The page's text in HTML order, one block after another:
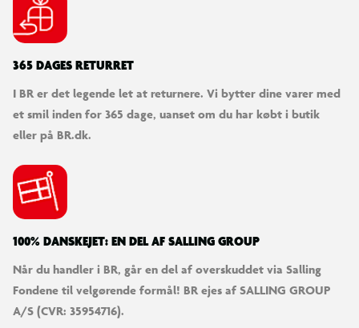
365 DAGES RETURRET
I BR er det legende let at returnere. Vi bytter dine varer med
et smil inden for 365 dage, uanset om du har købt i butik
eller på BR.dk.
100% DANSKEJET: EN DEL AF SALLING GROUP
Når du handler i BR, går en del af overskuddet via Salling
Fondene til velgørende formål! BR ejes af SALLING GROUP
A/S (CVR: 35954716).